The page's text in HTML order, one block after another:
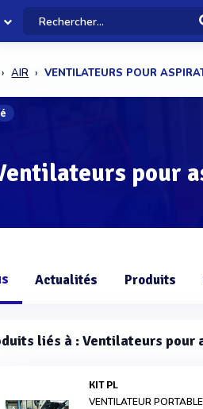
AIR VENTILATEURS POUR
pour
Actualités Produits
liés à : Ventilateurs pour
KIT PL
VENTILATEUR PORTABLE